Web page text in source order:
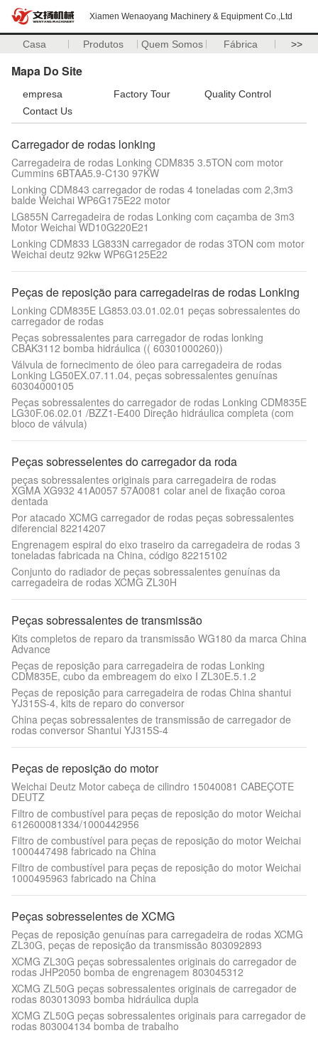
Xiamen Wenaoyang Machinery & Equipment Co.,Ltd
Casa Produtos Quem Somos Fábrica >>
Mapa Do Site
empresa Factory Tour
Quality Control
Contact Us
Carregador de rodas lonking
Carregadeira de rodas Lonking CDM835 3.5TON com motor
Cummins 6BTAA5.9-C130 97KW
Lonking CDM843 carregador de rodas 4 toneladas com 2,3m3
balde Weichai WP6G175E22 motor
LG855N Carregadeira de rodas Lonking com caçamba de 3m3
Motor Weichai WD10G220E21
Lonking CDM833 LG833N carregador de rodas 3TON com motor
Weichai deutz 92kw WP6G125E22
Peças de reposição para carregadeiras de rodas Lonking
Lonking CDM835E LG853.03.01.02.01 peças sobressalentes do
carregador de rodas
Peças sobressalentes para carregador de rodas lonking
CBAK3112 bomba hidráulica (( 60301000260))
Válvula de fornecimento de óleo para carregadeira de rodas
Lonking LG50EX.07.11.04, peças sobressalentes genuínas
60304000105
Peças sobressalentes do carregador de rodas Lonking CDM835E
LG30F.06.02.01 /BZZ1-E400 Direção hidráulica completa (com
bloco de válvula)
Peças sobresselentes do carregador da roda
peças sobressalentes originais para carregadeira de rodas
XGMA XG932 41A0057 57A0081 colar anel de fixação coroa
dentada
Por atacado XCMG carregador de rodas peças sobressalentes
diferencial 82214207
Engrenagem espiral do eixo traseiro da carregadeira de rodas 3
toneladas fabricada na China, código 82215102
Conjunto do radiador de peças sobressalentes genuínas da
carregadeira de rodas XCMG ZL30H
Peças sobressalentes de transmissão
Kits completos de reparo da transmissão WG180 da marca China
Advance
Peças de reposição para carregadeira de rodas Lonking
CDM835E, cubo da embreagem do eixo I ZL30E.5.1.2
Peças de reposição para carregadeira de rodas China shantui
YJ315S-4, kits de reparo do conversor
China peças sobressalentes de transmissão de carregador de
rodas conversor Shantui YJ315S-4
Peças de reposição do motor
Weichai Deutz Motor cabeça de cilindro 15040081 CABEÇOTE
DEUTZ
Filtro de combustível para peças de reposição do motor Weichai
612600081334/1000442956
Filtro de combustível para peças de reposição do motor Weichai
1000447498 fabricado na China
Filtro de combustível para peças de reposição do motor Weichai
1000495963 fabricado na China
Peças sobresselentes de XCMG
Peças de reposição genuínas para carregadeira de rodas XCMG
ZL30G, peças de reposição da transmissão 803092893
XCMG ZL30G peças sobressalentes originais do carregador de
rodas JHP2050 bomba de engrenagem 803045312
XCMG ZL50G peças sobressalentes originais de carregador de
rodas 803013093 bomba hidráulica dupla
XCMG ZL50G peças sobressalentes originais para carregador de
rodas 803004134 bomba de trabalho